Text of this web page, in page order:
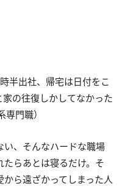
半出社、帰宅は日付をこ
の往復しかしてなかった
門職）
、そんなハードな職場
らあとは寝るだけ。そ
ら遠ざかってしまった人